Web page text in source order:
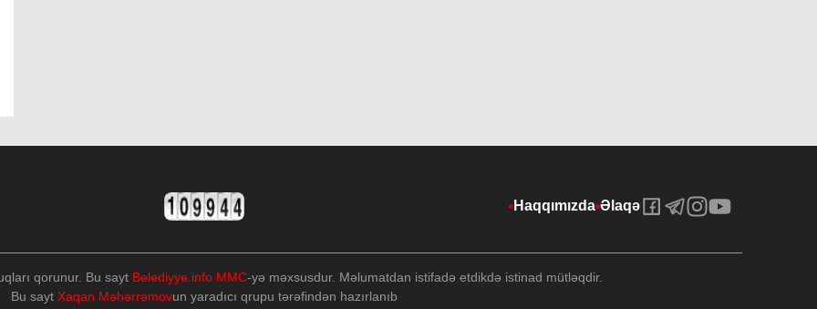
Haqqımızda Əlaqə
qorunur. Bu sayt Belediyye.info MMC-yə məxsusdur. Məlumatdan istifadə etdikdə istinad mütləqdir.
Bu sayt Xaqan Məhərrəmovun yaradıcı qrupu tərəfindən hazırlanıb